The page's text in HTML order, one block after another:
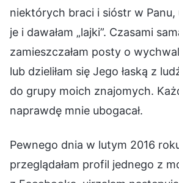
niektórych braci i sióstr w Panu,
je i dawałam „lajki”. Czasami
zamieszczałam posty o
lub dzieliłam się Jego łaską z
do grupy moich znajomych.
naprawdę mnie ubogacał.
Pewnego dnia w lutym 2016
przeglądałam profil jednego z